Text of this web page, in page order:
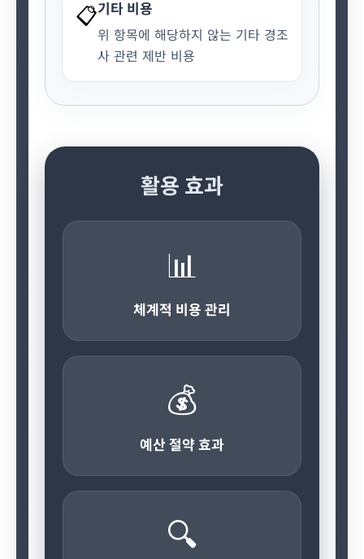
📋기타 비용
위 항목에 해당하지 않는 기타 경조
사 관련 제반 비용
활용 효과
📊
체계적 비용 관리
💰
예산 절약 효과
🔍